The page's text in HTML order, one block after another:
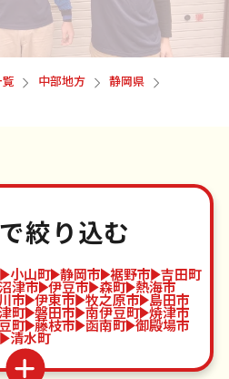
中部地方
静岡県
で絞り込む
小山町 静岡市 裾野市 吉田町
津市 伊豆市 森町 熱海市
市 伊東市 牧之原市 島田市
町 磐田市 南伊豆町 焼津市
町 藤枝市 函南町 御殿場市
清水町